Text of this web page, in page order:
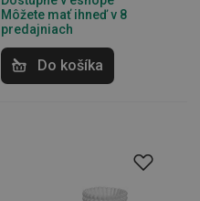
Môžete mať ihneď v 8
predajniach
Do košíka